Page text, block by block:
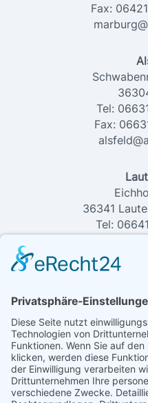
Fax:
Tel:
Fax:
36341
Tel:
Mo – Do:
Fr: